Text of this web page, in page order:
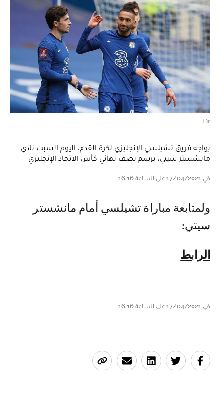
Dr
يواجه فريق تشيلسي الإنجليزي لكرة القدم، اليوم السبت نادي
مانشستر سيتي، برسم نصف نهائي كأس الاتحاد الإنجليزي.
في 17/04/2021 على الساعة 16:16
ولمتابعة مباراة تشيلسي أمام مانشستر
سيتي:
الرابط
في 17/04/2021 على الساعة 16:16